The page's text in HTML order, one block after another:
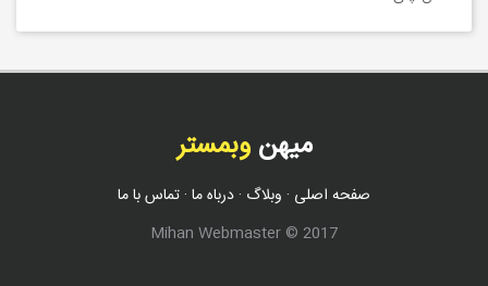
میهنوبمستر
صفحه اصلی · وبلاگ · درباه ما · تماس با ما
Mihan Webmaster © 2017